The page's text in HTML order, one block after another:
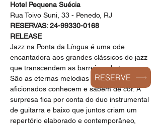
Hotel Pequena Suécia
Rua Toivo Suni, 33 - Penedo, RJ
RESERVAS: 24-99330-0168
RELEASE
Jazz na Ponta da Língua é uma ode
encantadora aos grandes clássicos do jazz
que transcendem as barreiras do tempo.
São as eternas melodias que os
aficionados conhecem e sabem de cor. A
surpresa fica por conta do duo instrumental
de guitarra e baixo que juntos criam um
repertório elaborado e contemporâneo,
RESERVE